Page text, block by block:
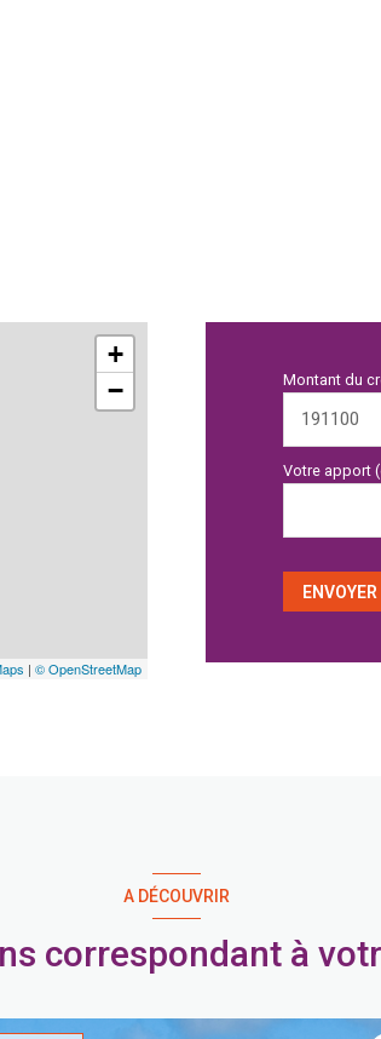
+
−
| © OpenStreetMap
Montant du
Votre apport
ENVOYER
A DÉCOUVRIR
correspondant à